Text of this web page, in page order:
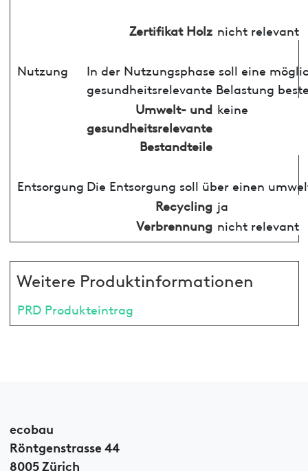
Zertifikat Holz nicht relevant
Nutzung
In der Nutzungsphase soll eine
gesundheitsrelevante Belastung
Umwelt- und
gesundheitsrelevante
Bestandteile
keine
Entsorgung Die Entsorgung soll über einen
Recycling ja
Verbrennung nicht relevant
Weitere Produktinformationen
PRD Produkteintrag
ecobau
Röntgenstrasse 44
8005 Zürich